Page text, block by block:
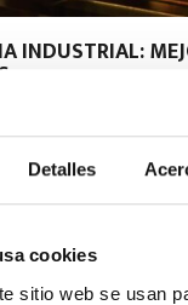
Detalles
cookies
sitio web se usan
INDUSTRIAL:
de la panadería, la
unos productos